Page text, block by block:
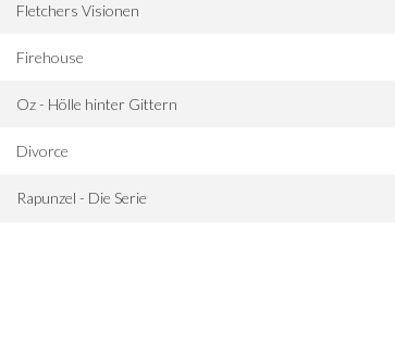
Fletchers Visionen
Firehouse
Oz - Hölle hinter Gittern
Divorce
Rapunzel - Die Serie